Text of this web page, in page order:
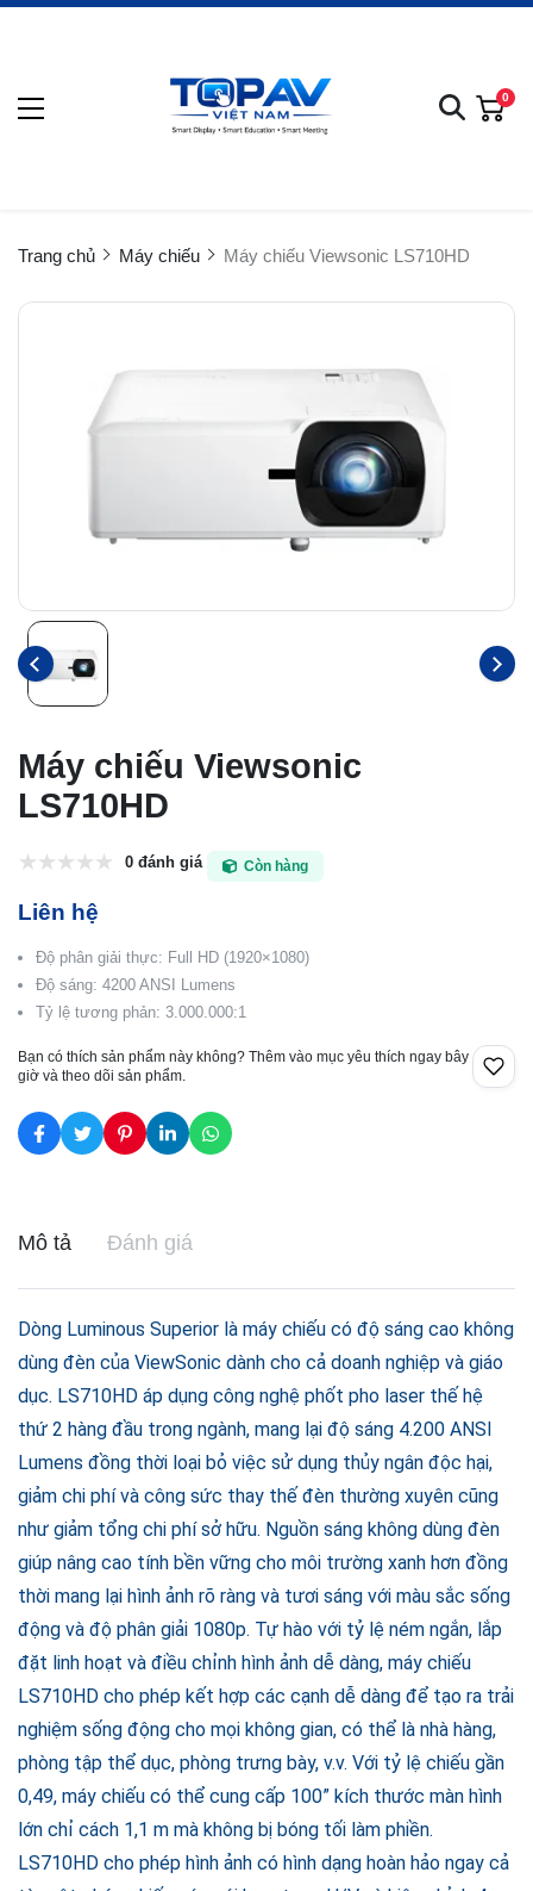
0
Trang chủ Máy chiếu Máy chiếu Viewsonic LS710HD
Máy chiếu Viewsonic
LS710HD
0 đánh giá Còn hàng
Liên hệ
Độ phân giải thực: Full HD (1920×1080)
Độ sáng: 4200 ANSI Lumens
Tỷ lệ tương phản: 3.000.000:1
Bạn có thích sản phẩm này không? Thêm vào mục yêu thích ngay bây
giờ và theo dõi sản phẩm.
Mô tả Đánh giá
Dòng Luminous Superior là máy chiếu có độ sáng cao không
dùng đèn của ViewSonic dành cho cả doanh nghiệp và giáo
dục. LS710HD áp dụng công nghệ phốt pho laser thế hệ
thứ 2 hàng đầu trong ngành, mang lại độ sáng 4.200 ANSI
Lumens đồng thời loại bỏ việc sử dụng thủy ngân độc hại,
giảm chi phí và công sức thay thế đèn thường xuyên cũng
như giảm tổng chi phí sở hữu. Nguồn sáng không dùng đèn
giúp nâng cao tính bền vững cho môi trường xanh hơn đồng
thời mang lại hình ảnh rõ ràng và tươi sáng với màu sắc sống
động và độ phân giải 1080p. Tự hào với tỷ lệ ném ngắn, lắp
đặt linh hoạt và điều chỉnh hình ảnh dễ dàng, máy chiếu
LS710HD cho phép kết hợp các cạnh dễ dàng để tạo ra trải
nghiệm sống động cho mọi không gian, có thể là nhà hàng,
phòng tập thể dục, phòng trưng bày, v.v. Với tỷ lệ chiếu gần
0,49, máy chiếu có thể cung cấp 100” kích thước màn hình
lớn chỉ cách 1,1 m mà không bị bóng tối làm phiền.
LS710HD cho phép hình ảnh có hình dạng hoàn hảo ngay cả